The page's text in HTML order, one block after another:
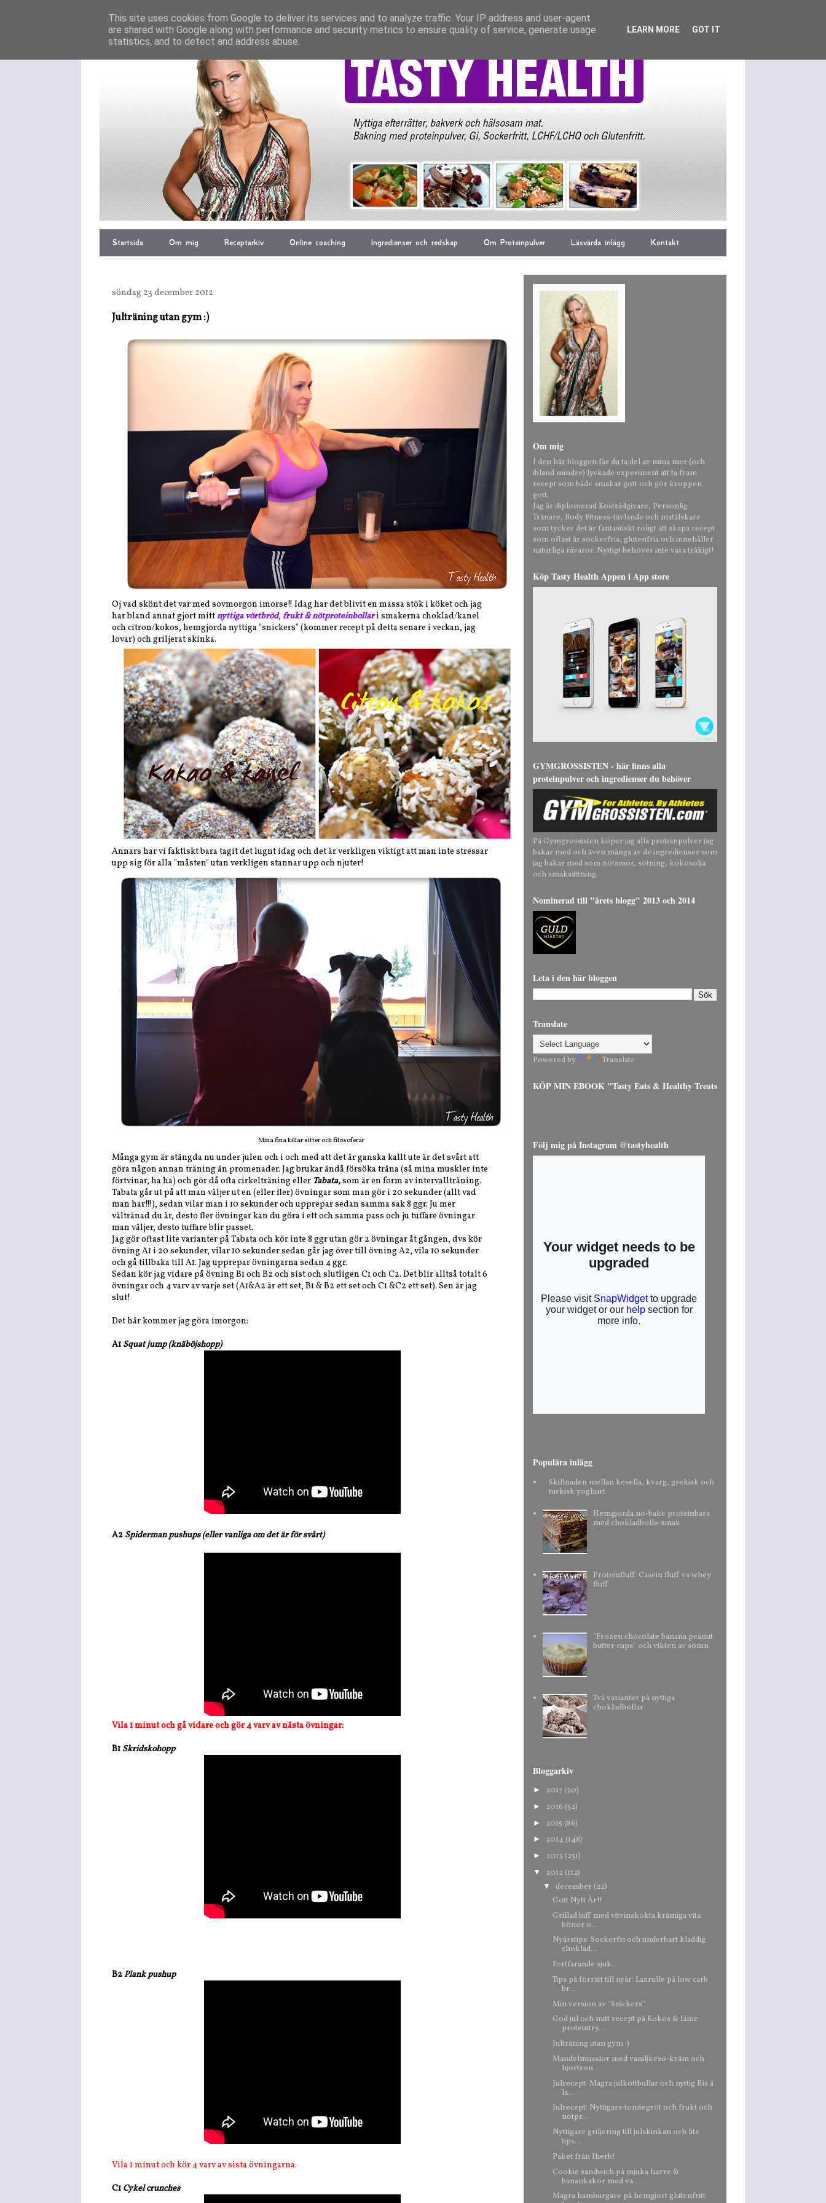
Startsida Om mig Receptarkiv Online coaching Ingredienser och redskap Om Proteinpulver Läsvärda inlägg Kontakt
söndag 23 december 2012
Julträning utan gym :)
Oj vad skönt det var med sovmorgon imorse!! Idag har det blivit en massa stök i köket och jag
har bland annat gjort mittnyttiga vörtbröd, frukt & nötproteinbollari smakerna choklad/kanel
och citron/kokos, hemgjorda nyttiga "snickers" (kommer recept på detta senare i veckan, jag
lovar) och griljerat skinka.
Annars har vi faktiskt bara tagit det lugnt idag och det är verkligen viktigt att man inte stressar
upp sig för alla "måsten" utan verkligen stannar upp och njuter!
Mina fina killar sitter och filosoferar
Många gym är stängda nu under julen och i och med att det är ganska kallt ute är det svårt att
göra någon annan träning än promenader. Jag brukar ändå försöka träna (så mina muskler inte
förtvinar, ha ha) och gör då ofta cirkelträning eller Tabata,som är en form av intervallträning.
Tabata går ut på att man väljer ut en (eller fler) övningar som man gör i 20 sekunder (allt vad
man har!!!), sedan vilar man i 10 sekunder och upprepar sedan samma sak 8 ggr. Ju mer
vältränad du är, desto fler övningar kan du göra i ett och samma pass och ju tuffare övningar
man väljer, desto tuffare blir passet.
Jag gör oftast lite varianter på Tabata och kör inte 8 ggr utan gör 2 övningar åt gången, dvs kör
övning A1 i 20 sekunder, vilar 10 sekunder sedan går jag över till övning A2, vila 10 sekunder
och gå tillbaka till A1. Jag upprepar övningarna sedan 4 ggr.
Sedan kör jag vidare på övning B1 och B2 och sist och slutligen C1 och C2. Det blir alltså totalt 6
övningar och 4 varv av varje set (A1&A2 är ett set, B1 & B2 ett set och C1 &C2 ett set). Sen är jag
slut!
Det här kommer jag göra imorgon:
A1 Squat jump (knäböjshopp)
A2 Spiderman pushups (eller vanliga om det är för svårt)
Vila 1 minut och gå vidare och gör 4 varv av nästa övningar:
B1 Skridskohopp
B2Plank pushup
Vila 1 minut och kör 4 varv av sista övningarna:
C1 Cykel crunches
Om mig
I den här bloggen får du ta del av mina mer (och
ibland mindre) lyckade experiment att ta fram
recept som både smakar gott och gör kroppen
gott.
Jag är diplomerad Kostrådgivare, Personlig
Tränare, Body Fitness-tävlande och matälskare
som tycker det är fantastiskt roligt att skapa recept
som oftast är sockerfria, glutenfria och innehåller
naturliga råvaror. Nyttigt behöver inte vara tråkigt!
Köp Tasty Health Appen i App store
GYMGROSSISTEN - här finns alla
proteinpulver och ingredienser du behöver
På Gymgrossisten köper jag alla proteinpulver jag
bakar med och även många av de ingredienser som
jag bakar med som nötsmör, sötning, kokosolja
och smaksättning.
Nominerad till "årets blogg" 2013 och 2014
Leta i den här bloggen
Translate
Powered by Translate
KÖP MIN EBOOK "Tasty Eats & Healthy Treats
Följ mig på Instagram @tastyhealth
Populära inlägg
Skillnaden mellan kesella, kvarg, grekisk och
turkisk yoghurt
Hemgjorda no-bake proteinbars
med chokladbolls-smak
Proteinfluff: Casein fluff vs whey
fluff
"Frozen chocolate banana peanut
butter cups" och vikten av sömn
Två varianter på nyttiga
chokladbollar
Bloggarkiv
► 2017 (20)
► 2016 (52)
► 2015 (86)
► 2014 (148)
► 2013 (251)
▼ 2012 (112)
▼ december (22)
Gott Nytt År!!
Grillad biff med vitvinskokta krämiga vita
bönor o...
Nyårstips: Sockerfri och underbart kladdig
choklad...
Fortfarande sjuk...
Tips på förrätt till nyår: Laxrulle på low carb
br...
Min version av "Snickers"
God jul och mitt recept på Kokos & Lime
proteintry...
Julträning utan gym :)
Mandelmusslor med vaniljkeso-kräm och
hjortron
Julrecept: Magra julköttbullar och nyttig Ris á
la...
Julrecept: Nyttigare tomtegröt och frukt och
nötpr...
Nyttigare griljering till julskinkan och lite
tips...
Paket från Iherb!
Cookie sandwich på mjuka havre &
banankakor med va...
Magra hamburgare på hemgjort glutenfritt
This site uses cookies from Google to deliver its services and to analyze traffic. Your IP address and user-agent
are shared with Google along with performance and security metrics to ensure quality of service, generate usage
statistics, and to detect and address abuse.
LEARN MORE GOT IT